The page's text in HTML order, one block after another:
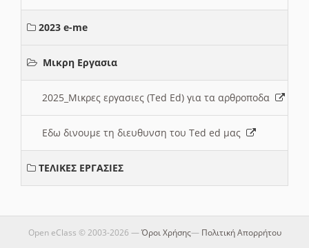
2023 e-me
Μικρη Εργασια
2025_Μικρες εργασιες (Ted Ed) για τα αρθροποδα
Εδω δινουμε τη διευθυνση του Ted ed μας
ΤΕΛΙΚΕΣ ΕΡΓΑΣΙΕΣ
Open eClass © 2003-2026 —Όροι Χρήσης— Πολιτική Απορρήτου